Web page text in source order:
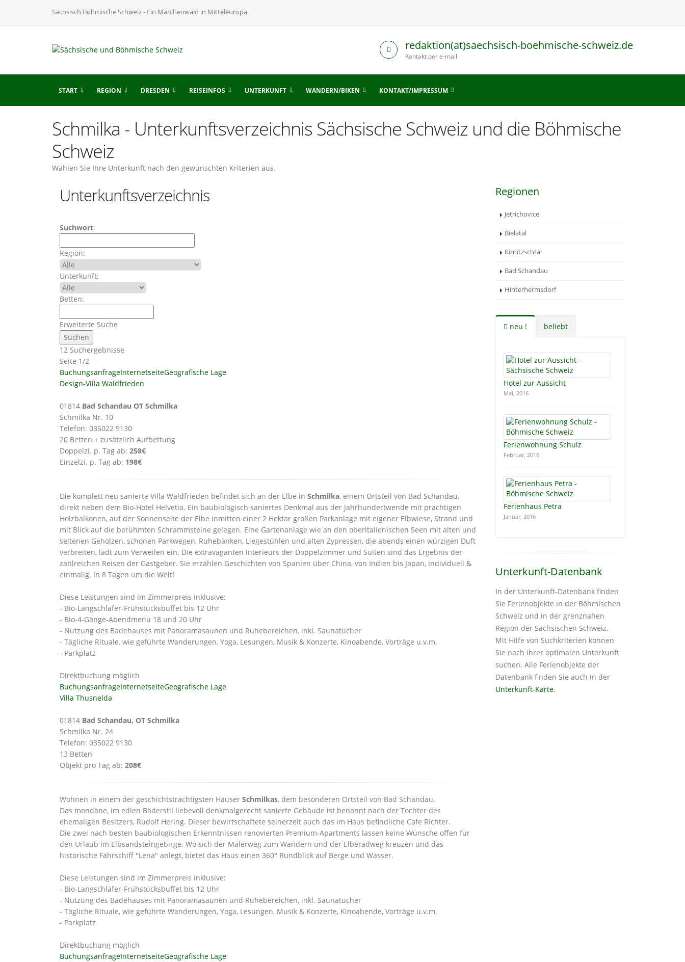
Sächsisch Böhmische Schweiz - Ein Märchenwald in Mitteleuropa
redaktion(at)saechsisch-boehmische-schweiz.de
Kontakt per e-mail
START REGION DRESDEN REISEINFOS UNTERKUNFT WANDERN/BIKEN KONTAKT/IMPRESSUM
Schmilka - Unterkunftsverzeichnis Sächsische Schweiz und die Böhmische
Schweiz
Wählen Sie Ihre Unterkunft nach den gewünschten Kriterien aus.
Unterkunftsverzeichnis
Suchwort:
Region:
Unterkunft:
Betten:
Erweiterte Suche
12 Suchergebnisse
Seite 1/2
BuchungsanfrageInternetseiteGeografische Lage
Design-Villa Waldfrieden
01814 Bad Schandau OT Schmilka
Schmilka Nr. 10
Telefon: 035022 9130
20 Betten + zusätzlich Aufbettung
Doppelzi. p. Tag ab: 258€
Einzelzi. p. Tag ab: 198€
Die komplett neu sanierte Villa Waldfrieden befindet sich an der Elbe in Schmilka, einem Ortsteil von Bad Schandau,
direkt neben dem Bio-Hotel Helvetia. Ein baubiologisch saniertes Denkmal aus der Jahrhundertwende mit prächtigen
Holzbalkonen, auf der Sonnenseite der Elbe inmitten einer 2 Hektar großen Parkanlage mit eigener Elbwiese, Strand und
mit Blick auf die berühmten Schrammsteine gelegen. Eine Gartenanlage wie an den oberitalienischen Seen mit alten und
seltenen Gehölzen, schönen Parkwegen, Ruhebänken, Liegestühlen und alten Zypressen, die abends einen würzigen Duft
verbreiten, lädt zum Verweilen ein. Die extravaganten Interieurs der Doppelzimmer und Suiten sind das Ergebnis der
zahlreichen Reisen der Gastgeber. Sie erzählen Geschichten von Spanien über China, von Indien bis Japan, individuell &
einmalig. In 8 Tagen um die Welt!
Diese Leistungen sind im Zimmerpreis inklusive:
- Bio-Langschläfer-Frühstücksbuffet bis 12 Uhr
- Bio-4-Gänge-Abendmenü 18 und 20 Uhr
- Nutzung des Badehauses mit Panoramasaunen und Ruhebereichen, inkl. Saunatücher
- Tägliche Rituale, wie geführte Wanderungen, Yoga, Lesungen, Musik & Konzerte, Kinoabende, Vorträge u.v.m.
- Parkplatz
Direktbuchung möglich
BuchungsanfrageInternetseiteGeografische Lage
Villa Thusnelda
01814 Bad Schandau, OT Schmilka
Schmilka Nr. 24
Telefon: 035022 9130
13 Betten
Objekt pro Tag ab: 208€
Wohnen in einem der geschichtsträchtigsten Häuser Schmilkas, dem besonderen Ortsteil von Bad Schandau.
Das mondäne, im edlen Bäderstil liebevoll denkmalgerecht sanierte Gebäude ist benannt nach der Tochter des
ehemaligen Besitzers, Rudolf Hering. Dieser bewirtschaftete seinerzeit auch das im Haus befindliche Cafe Richter.
Die zwei nach besten baubiologischen Erkenntnissen renovierten Premium-Apartments lassen keine Wünsche offen für
den Urlaub im Elbsandsteingebirge. Wo sich der Malerweg zum Wandern und der Elberadweg kreuzen und das
historische Fährschiff "Lena" anlegt, bietet das Haus einen 360° Rundblick auf Berge und Wasser.
Diese Leistungen sind im Zimmerpreis inklusive:
- Bio-Langschläfer-Frühstücksbuffet bis 12 Uhr
- Nutzung des Badehauses mit Panoramasaunen und Ruhebereichen, inkl. Saunatücher
- Tägliche Rituale, wie geführte Wanderungen, Yoga, Lesungen, Musik & Konzerte, Kinoabende, Vorträge u.v.m.
- Parkplatz
Direktbuchung möglich
BuchungsanfrageInternetseiteGeografische Lage
Regionen
Jetrichovice
Bielatal
Kirnitzschtal
Bad Schandau
Hinterhermsdorf
neu ! beliebt
Hotel zur Aussicht
Mai, 2016
Ferienwohnung Schulz
Februar, 2016
Ferienhaus Petra
Januar, 2016
Unterkunft-Datenbank
In der Unterkunft-Datenbank finden
Sie Ferienobjekte in der Böhmischen
Schweiz und in der grenznahen
Region der Sächsischen Schweiz.
Mit Hilfe von Suchkriterien können
Sie nach Ihrer optimalen Unterkunft
suchen. Alle Ferienobjekte der
Datenbank finden Sie auch in der
Unterkunft-Karte.